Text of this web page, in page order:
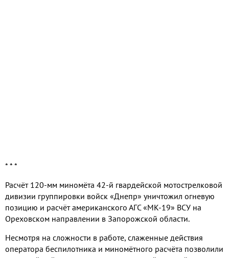
* * *
Расчёт 120-мм миномёта 42-й гвардейской мотострелковой
дивизии группировки войск «Днепр» уничтожил огневую
позицию и расчёт американского АГС «MK-19» ВСУ на
Ореховском направлении в Запорожской области.
Несмотря на сложности в работе, слаженные действия
оператора беспилотника и миномётного расчёта позволили